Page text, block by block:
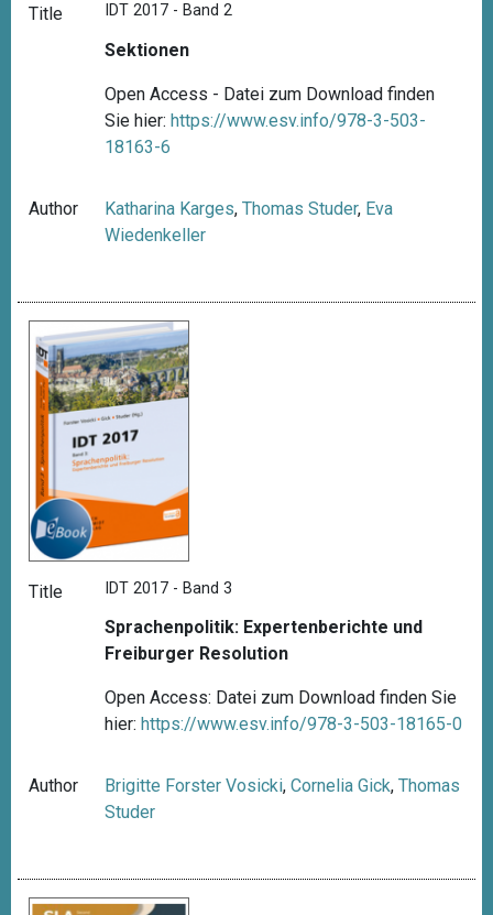
Title IDT 2017 - Band 2
Sektionen
Open Access - Datei zum Download finden
Sie hier:https://www.esv.info/978-3-503-
18163-6
Author Katharina Karges,Thomas Studer, Eva
Wiedenkeller
Title IDT 2017 - Band 3
Sprachenpolitik: Expertenberichte und
Freiburger Resolution
Open Access: Datei zum Download finden Sie
hier: https://www.esv.info/978-3-503-18165-0
Author Brigitte Forster Vosicki,Cornelia Gick,Thomas
Studer